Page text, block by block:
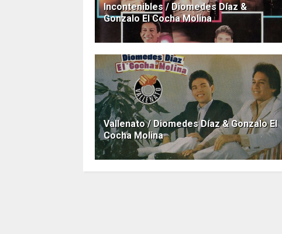
Incontenibles / Diomedes Díaz &
Gonzalo El Cocha Molina
Vallenato / Diomedes Díaz & Gonzalo El
Cocha Molina